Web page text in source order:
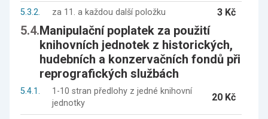
5.3.2. za 11. a každou další položku 3 Kč
5.4.Manipulační poplatek za použití
knihovních jednotek z historických,
hudebních a konzervačních fondů při
reprografických službách
5.4.1.
1-10 stran předlohy z jedné knihovní
jednotky
20 Kč